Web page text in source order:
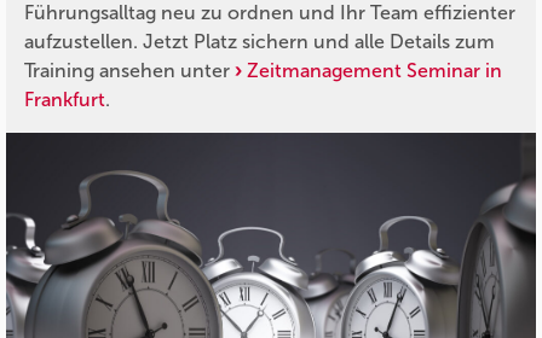
Führungsalltag neu zu ordnen und Ihr Team effizienter
aufzustellen. Jetzt Platz sichern und alle Details zum
Training ansehen unter
Zeitmanagement Seminar in
Frankfurt.